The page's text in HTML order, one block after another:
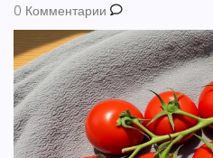
0 Комментарии